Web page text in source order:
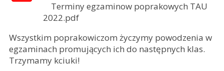
Terminy egzaminow poprakowych TAU
2022.pdf
Wszystkim poprakowiczom życzymy powodzenia w
egzaminach promujących ich do następnych klas.
Trzymamy kciuki!